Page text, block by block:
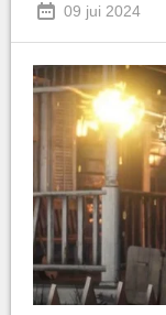
09 jui 2024